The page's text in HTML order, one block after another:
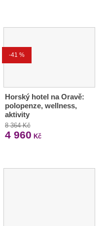
-41 %
Horský hotel na Oravě:
polopenze, wellness,
aktivity
8 364 Kč
4 960 Kč